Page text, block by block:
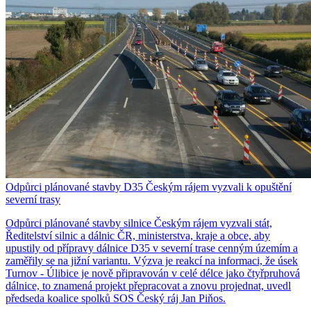
Odpůrci plánované stavby D35 Českým rájem vyzvali k opuštění
severní trasy
Odpůrci plánované stavby silnice Českým rájem vyzvali stát,
Ředitelství silnic a dálnic ČR, ministerstva, kraje a obce, aby
upustily od přípravy dálnice D35 v severní trase cenným územím a
zaměřily se na jižní variantu. Výzva je reakcí na informaci, že úsek
Turnov - Úlibice je nově připravován v celé délce jako čtyřpruhová
dálnice, to znamená projekt přepracovat a znovu projednat, uvedl
předseda koalice spolků SOS Český ráj Jan Piňos.